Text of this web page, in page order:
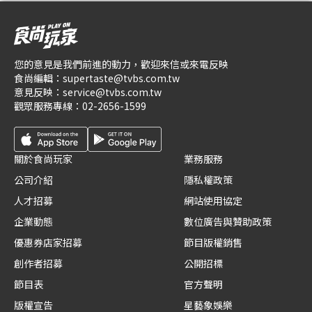
您的意見是我們前進的動力，歡迎來信或來電反映
食尚編輯： supertaste@tvbs.com.tw
意見反映： service@tvbs.com.tw
觀眾服務專線： 02-2656-1599
關於食尚玩家
公司介紹
人才招募
企業動態
優惠券店家招募
創作者招募
節目表
版權宣告
業務服務
隱私權政策
網站使用協定
數位廣告與贊助政策
節目版權銷售
公開招標
官方聲明
星藝象娛樂